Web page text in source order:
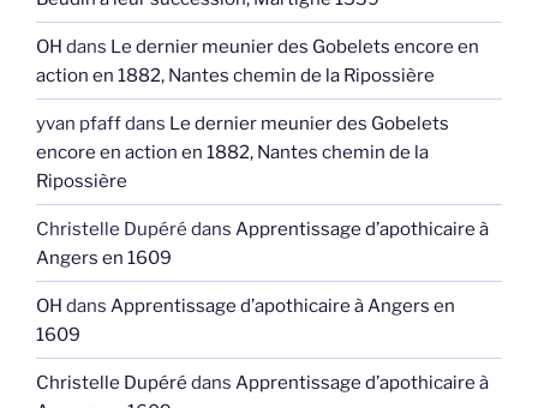
OH dans Le dernier meunier des Gobelets encore en
action en 1882, Nantes chemin de la Ripossière
yvan pfaffdans Le dernier meunier des Gobelets
encore en action en 1882, Nantes chemin de la
Ripossière
Christelle Dupéré dans Apprentissage d’apothicaire à
Angers en 1609
OH dans Apprentissage d’apothicaire à Angers en
1609
Christelle Dupéré dans Apprentissage d’apothicaire à